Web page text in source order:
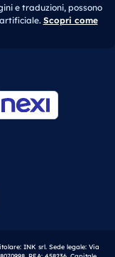
e traduzioni, possono
Scopri come
INK srl. Sede legale: Via